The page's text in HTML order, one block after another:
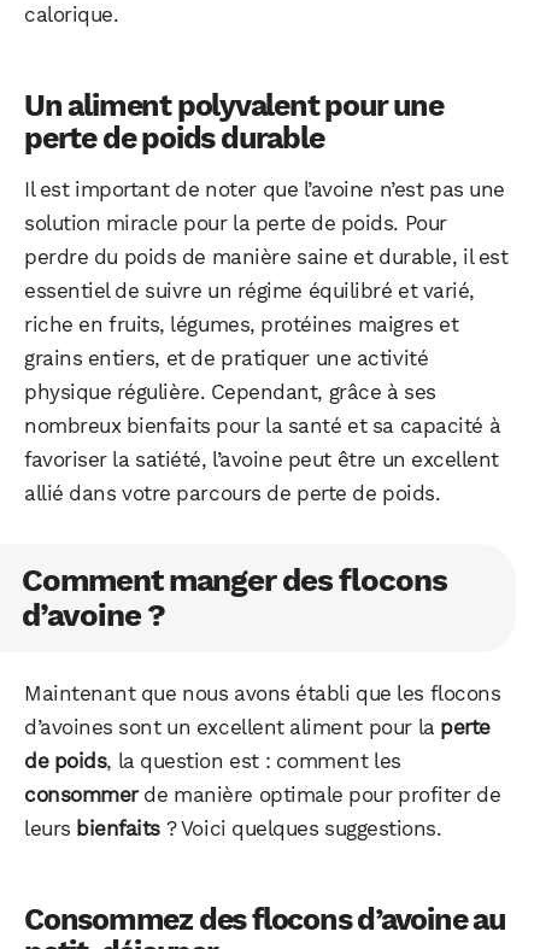
calorique.
Un aliment polyvalent pour une
perte de poids durable
Il est important de noter que l’avoine n’est pas une
solution miracle pour la perte de poids. Pour
perdre du poids de manière saine et durable, il est
essentiel de suivre un régime équilibré et varié,
riche en fruits, légumes, protéines maigres et
grains entiers, et de pratiquer une activité
physique régulière. Cependant, grâce à ses
nombreux bienfaits pour la santé et sa capacité à
favoriser la satiété, l’avoine peut être un excellent
allié dans votre parcours de perte de poids.
Comment manger des flocons
d’avoine ?
Maintenant que nous avons établi que les flocons
d’avoines sont un excellent aliment pour la perte
de poids, la question est : comment les
consommerde manière optimale pour profiter de
leurs bienfaits ? Voici quelques suggestions.
Consommez des flocons d’avoine au